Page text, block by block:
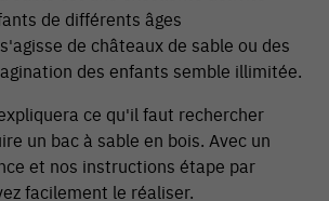
de différents âges
de châteaux de sable ou des
des enfants semble illimitée.
ce qu'il faut rechercher
un bac à sable en bois. Avec un
et nos instructions étape par
facilement le réaliser.